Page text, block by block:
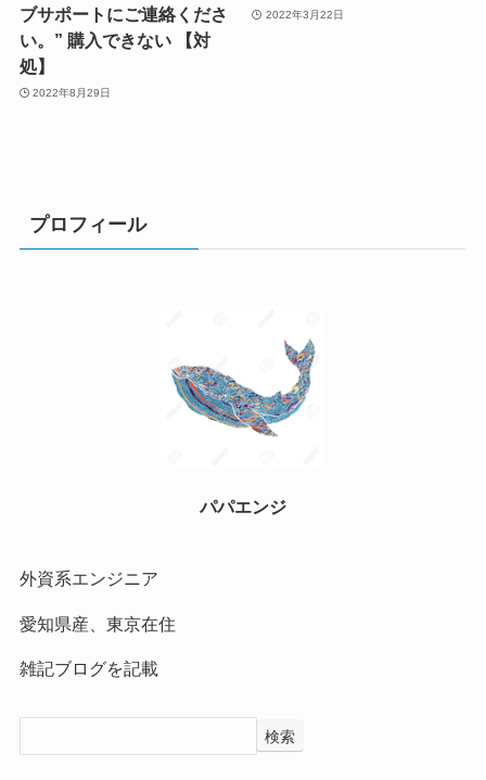
ブサポートにご連絡くださ
い。” 購入できない 【対
処】
2022年8月29日
2022年3月22日
プロフィール
パパエンジ
外資系エンジニア
愛知県産、東京在住
雑記ブログを記載
検索